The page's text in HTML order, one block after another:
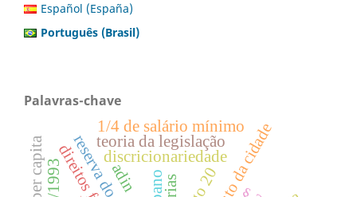
Español (España)
Português (Brasil)
Palavras-chave
discricionariedade
teoria da legislação
1/4 de salário mínimo
adin